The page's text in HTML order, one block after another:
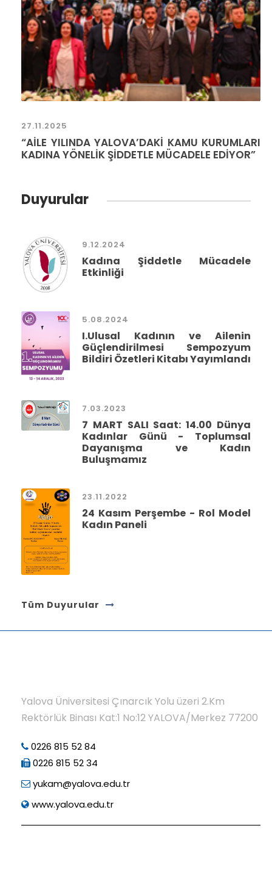
27.11.2025
“AİLE YILINDA YALOVA’DAKİ KAMU KURUMLARI
KADINA YÖNELİK ŞİDDETLE MÜCADELE EDİYOR”
Duyurular
9.12.2024
Kadına Şiddetle Mücadele
Etkinliği
5.08.2024
I.Ulusal Kadının ve Ailenin
Güçlendirilmesi Sempozyum
Bildiri Özetleri Kitabı Yayımlandı
7.03.2023
7 MART SALI Saat: 14.00 Dünya
Kadınlar Günü - Toplumsal
Dayanışma ve Kadın
Buluşmamız
23.11.2022
24 Kasım Perşembe - Rol Model
Kadın Paneli
Tüm Duyurular
Yalova Üniversitesi Çınarcık Yolu üzeri 2.Km
Rektörlük Binası Kat:1 No:12 YALOVA/Merkez 77200
0226 815 52 84
0226 815 52 34
yukam@yalova.edu.tr
www.yalova.edu.tr